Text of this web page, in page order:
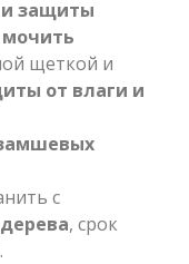
и защиты
мочить
щеткой и
от влаги и
с
, срок
.